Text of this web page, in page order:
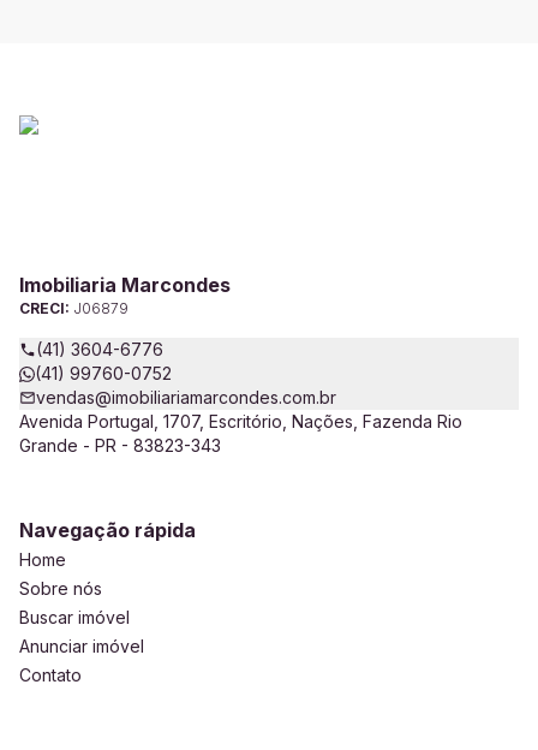
Imobiliaria Marcondes
CRECI: J06879
(41) 3604-6776
(41) 99760-0752
vendas@imobiliariamarcondes.com.br
Avenida Portugal, 1707, Escritório, Nações, Fazenda Rio
Grande - PR - 83823-343
Navegação rápida
Home
Sobre nós
Buscar imóvel
Anunciar imóvel
Contato